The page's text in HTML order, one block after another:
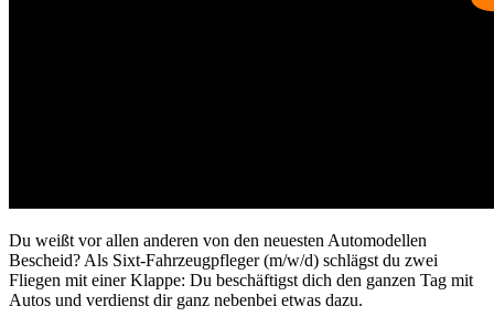
Du weißt vor allen anderen von den neuesten Automodellen
Bescheid? Als Sixt-Fahrzeugpfleger (m/w/d) schlägst du zwei
Fliegen mit einer Klappe: Du beschäftigst dich den ganzen Tag mit
Autos und verdienst dir ganz nebenbei etwas dazu.